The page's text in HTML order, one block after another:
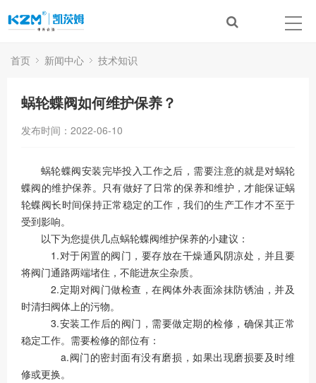
首页 新闻中心 技术知识
蜗轮蝶阀如何维护保养？
发布时间：2022-06-10
蜗轮蝶阀安装完毕投入工作之后，需要注意的就是对蜗轮
蝶阀的维护保养。只有做好了日常的保养和维护，才能保证蜗
轮蝶阀长时间保持正常稳定的工作，我们的生产工作才不至于
受到影响。
以下为您提供几点蜗轮蝶阀维护保养的小建议：
1.对于闲置的阀门，要存放在干燥通风阴凉处，并且要
将阀门通路两端堵住，不能进灰尘杂质。
2.定期对阀门做检查，在阀体外表面涂抹防锈油，并及
时清扫阀体上的污物。
3.安装工作后的阀门，需要做定期的检修，确保其正常
稳定工作。需要检修的部位有：
a.阀门的密封面有没有磨损，如果出现磨损要及时维
修或更换。